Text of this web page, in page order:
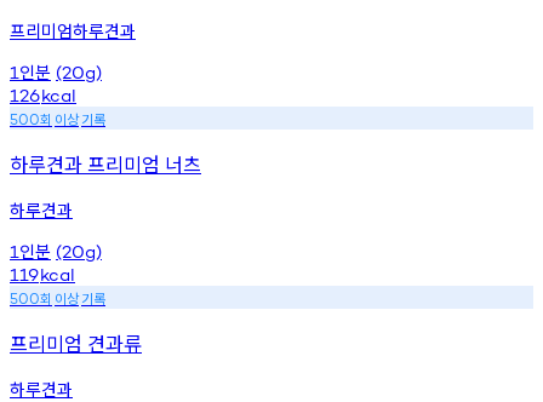
프리미엄하루견과
1 인분 (20g)
126kcal
500회 이상기록
하루견과 프리미엄 너츠
하루견과
1 인분 (20g)
119kcal
500회 이상기록
프리미엄 견과류
하루견과